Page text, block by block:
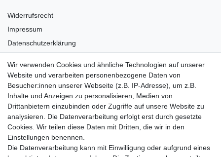
Widerrufsrecht
Impressum
Datenschutzerklärung
Barrierefreiheit
Anleitungen
Vertrag widerrufen
PARTNER
Wir verwenden Cookies und ähnliche Technologien auf unserer
Website und verarbeiten personenbezogene Daten von
Besucher:innen unserer Webseite (z.B. IP-Adresse), um z.B.
Inhalte und Anzeigen zu personalisieren, Medien von
Drittanbietern einzubinden oder Zugriffe auf unsere Website zu
analysieren. Die Datenverarbeitung erfolgt erst durch gesetzte
Cookies. Wir teilen diese Daten mit Dritten, die wir in den
Einstellungen benennen.
Die Datenverarbeitung kann mit Einwilligung oder aufgrund eines